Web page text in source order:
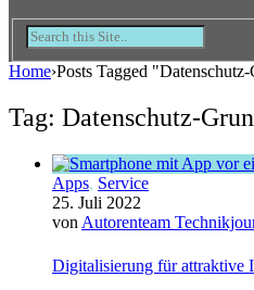
Home›Posts Tagged
Tag: Datenschutz-
Apps, Service
25. Juli 2022
von Autorenteam
Digitalisierung für attraktive